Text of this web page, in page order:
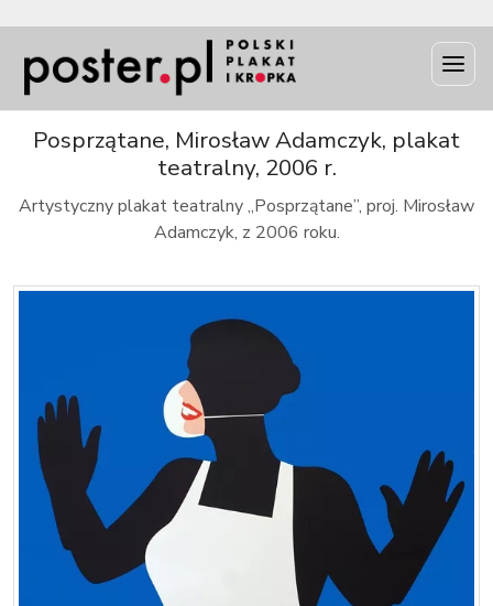
Posprzątane, Mirosław Adamczyk, plakat
teatralny, 2006 r.
Artystyczny plakat teatralny „Posprzątane”, proj. Mirosław
Adamczyk, z 2006 roku.